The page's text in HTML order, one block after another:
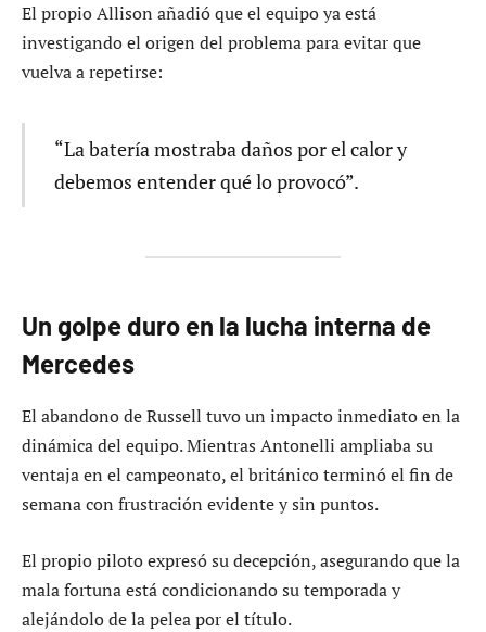
El propio Allison añadió que el equipo ya está
investigando el origen del problema para evitar que
vuelva a repetirse:
“La batería mostraba daños por el calor y
debemos entender qué lo provocó”.
Un golpe duro en la lucha interna de
Mercedes
El abandono de Russell tuvo un impacto inmediato en la
dinámica del equipo. Mientras Antonelli ampliaba su
ventaja en el campeonato, el británico terminó el fin de
semana con frustración evidente y sin puntos.
El propio piloto expresó su decepción, asegurando que la
mala fortuna está condicionando su temporada y
alejándolo de la pelea por el título.